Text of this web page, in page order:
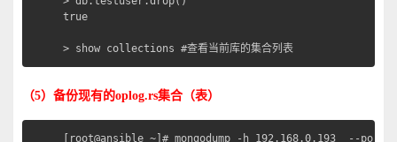
true
> show collections #查看当前库的集合列表
（5）备份现有的oplog.rs集合（表）
[root@ansible ~]# mongodump -h 192.168.0.193  --